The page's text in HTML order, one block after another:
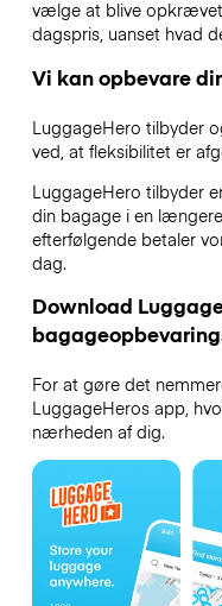
vælge at blive
dagspris, uanset hvad
Vi kan opbevare
LuggageHero tilbyder
ved, at fleksibilitet er
LuggageHero tilbyder
din bagage i en
efterfølgende betaler
dag.
Download
For at gøre det
LuggageHeros app,
nærheden af dig.